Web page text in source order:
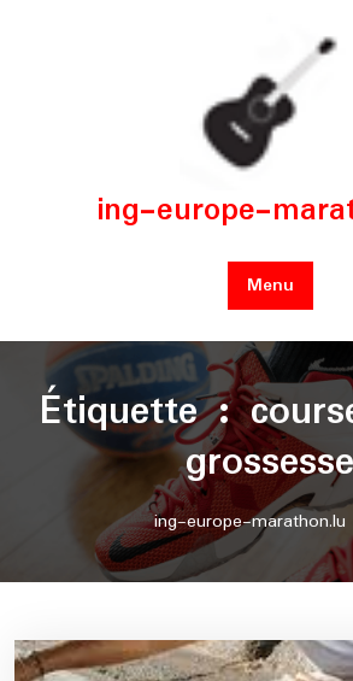
ing-europe-
Menu
Étiquette :
grossesse
ing-europe-marathon.lu